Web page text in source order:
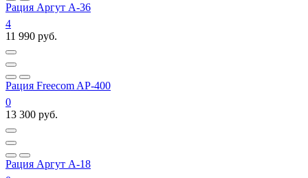
Рация Аргут А-36
4
11 990 руб.
Рация Freecom AP-400
0
13 300 руб.
Рация Аргут А-18